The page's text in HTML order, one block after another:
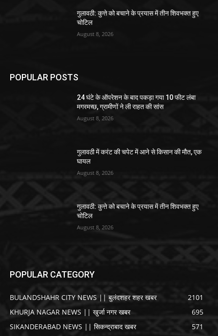
गुलावठी: कुत्ते को बचाने के प्रयास में तीन शिवभक्त हुए
चोटिल
August 8, 2026
POPULAR POSTS
24 घंटे के ऑपरेशन के बाद पकड़ा गया 10 फीट लंबा
मगरमच्छ, ग्रामीणों ने ली राहत की सांस
August 8, 2026
गुलावठी में करंट की चपेट में आने से किसान की मौत, एक
घायल
August 8, 2026
गुलावठी: कुत्ते को बचाने के प्रयास में तीन शिवभक्त हुए
चोटिल
August 8, 2026
POPULAR CATEGORY
BULANDSHAHR CITY NEWS || बुलंदशहर शहर खबर
2101
KHURJA NAGAR NEWS || खुर्जा नगर खबर
695
SIKANDERABAD NEWS || सिकन्द्राबाद खबर
571